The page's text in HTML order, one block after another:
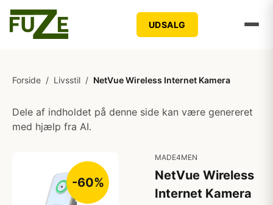
UDSALG
Forside / Livsstil / NetVue Wireless Internet Kamera
Dele af indholdet på denne side kan være genereret
med hjælp fra AI.
-60%
MADE4MEN
NetVue Wireless
Internet Kamera